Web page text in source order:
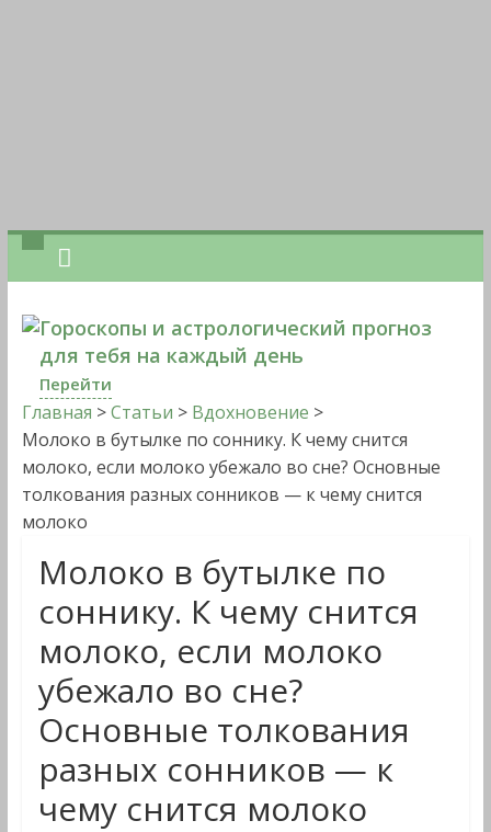
Гороскопы и астрологический прогноз
для тебя на каждый день
Перейти
Главная >Статьи > Вдохновение >
Молоко в бутылке по соннику. К чему снится
молоко, если молоко убежало во сне? Основные
толкования разных сонников — к чему снится
молоко
Молоко в бутылке по
соннику. К чему снится
молоко, если молоко
убежало во сне?
Основные толкования
разных сонников — к
чему снится молоко